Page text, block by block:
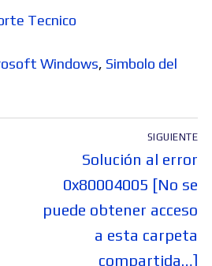
Tecnico
Windows, Simbolo del
SIGUIENTE
Entrada
siguiente:
Solución al error
0x80004005 [No se
puede obtener acceso
a esta carpeta
compartida…]